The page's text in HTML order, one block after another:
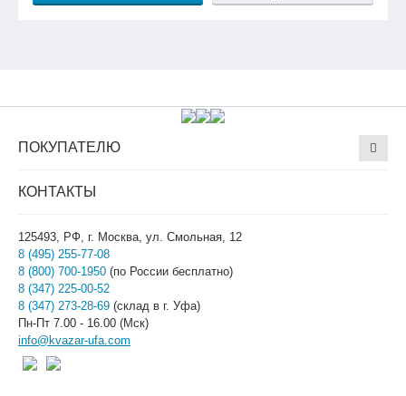
ПОКУПАТЕЛЮ
КОНТАКТЫ
125493, РФ, г. Москва, ул. Смольная, 12
8 (495) 255-77-08
8 (800) 700-1950 (по России бесплатно)
8 (347) 225-00-52
8 (347) 273-28-69 (склад в г. Уфа)
Пн-Пт 7.00 - 16.00 (Мск)
info@kvazar-ufa.com